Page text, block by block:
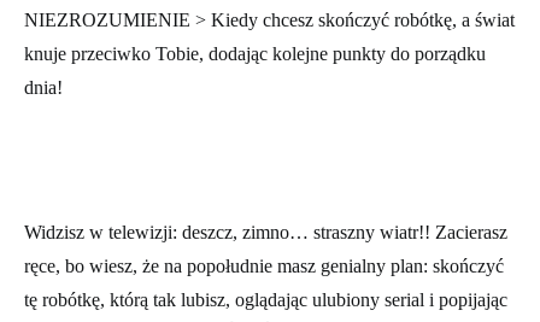
NIEZROZUMIENIE > Kiedy chcesz skończyć robótkę, a świat
knuje przeciwko Tobie, dodając kolejne punkty do porządku
dnia!
Widzisz w telewizji: deszcz, zimno… straszny wiatr!! Zacierasz
ręce, bo wiesz, że na popołudnie masz genialny plan: skończyć
tę robótkę, którą tak lubisz, oglądając ulubiony serial i popijając